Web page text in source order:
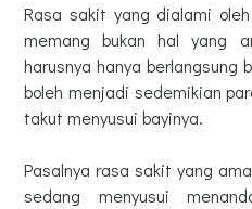
Rasa sakit yang dialami
memang bukan hal yang
harusnya hanya
boleh menjadi sedemikian
takut menyusui bayinya.
Pasalnya rasa sakit yang
sedang menyusui